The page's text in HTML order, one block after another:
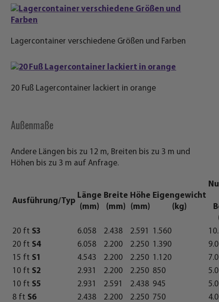
Lagercontainer verschiedene Größen und Farben
20 Fuß Lagercontainer lackiert in orange
Außenmaße
Andere Längen bis zu 12 m, Breiten bis zu 3 m und
Höhen bis zu 3 m auf Anfrage.
Ausführung/Typ
Länge
(mm)
Breite
(mm)
Höhe
(mm)
Eigengewicht
(kg)
20 ft S3 6.058 2.438 2.591 1.560
20 ft S4 6.058 2.200 2.250 1.390
15 ft S1 4.543 2.200 2.250 1.120
10 ft S2 2.931 2.200 2.250 850
10 ft S5 2.931 2.591 2.438 945
8 ft S6 2.438 2.200 2.250 750